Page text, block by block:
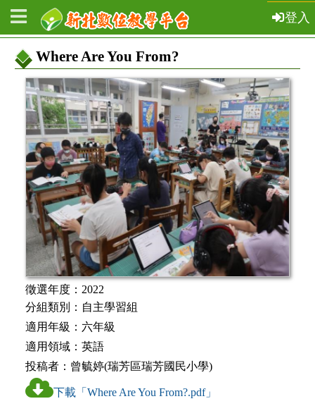
登入
Where Are You From?
教
案
基
本
資
訊
徵選年度： 2022
分組類別： 自主學習組
適用年級： 六年級
適用領域： 英語
投稿者： 曾毓婷(瑞芳區瑞芳國民小學)
下載「Where Are You From?.pdf」